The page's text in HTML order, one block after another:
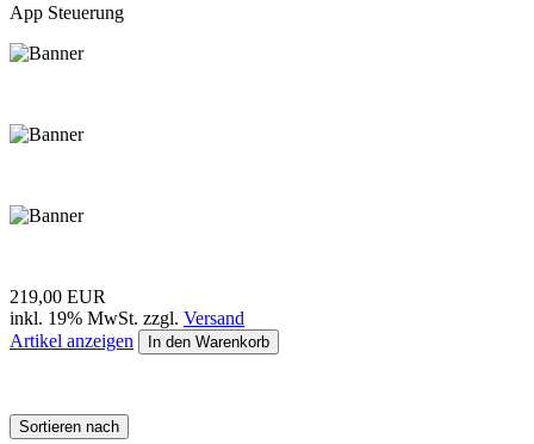
App Steuerung
219,00 EUR
inkl. 19% MwSt. zzgl. Versand
Artikel anzeigen
In den Warenkorb
Sortieren nach